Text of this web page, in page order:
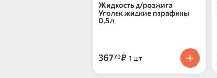
Жидкость д/розжига
Уголек жидкие парафины
0,5л
36770₽ 1 шт